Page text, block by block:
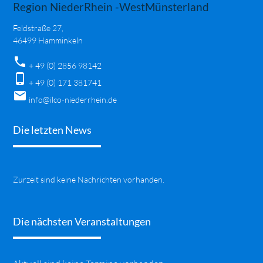
Region NiederRhein -WestMünsterland
Feldstraße 27,
46499 Hamminkeln
phone + 49 (0) 2856 98142
phone_android + 49 (0) 171 381741
mail info@ilco-niederrhein.de
Die letzten News
Zurzeit sind keine Nachrichten vorhanden.
Die nächsten Veranstaltungen